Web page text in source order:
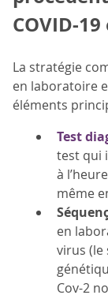
COVID-
La stratégie
en laboratoire
éléments
Test
test qui
à
même
en
virus (le
Cov-2